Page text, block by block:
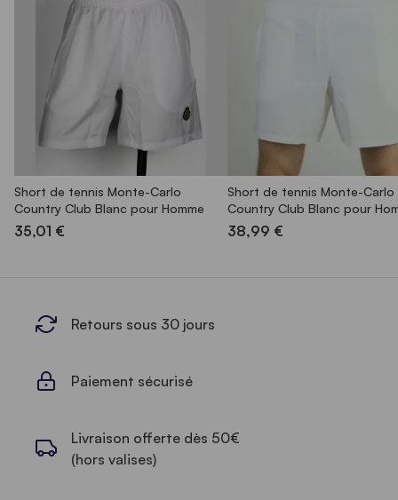
Short de tennis Monte-Carlo
Country Club Blanc pour Homme
35,01 €
Short de tennis Monte-Carlo
Country Club Blanc pour
38,99 €
Retours sous 30 jours
Paiement sécurisé
Livraison offerte dès 50€
(hors valises)